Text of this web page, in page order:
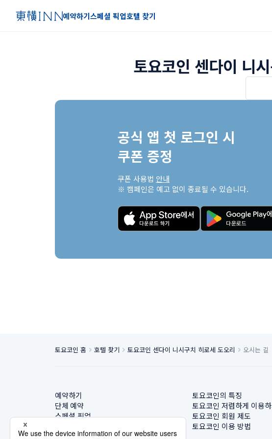
예약하기스페셜 픽업호텔 찾기
토요코인 센다이 니
공식 앱 첫 로그인 시
쿠폰 증정
쿠폰 사용법 안내
※ 캠페인은 예고 없이 종료될 수 있습니다.
토요코인 홈 호텔 찾기 토요코인 센다이 니시구치 히로세 도오리 오시는 길
예약하기
단체 예약
스페셜 픽업
토요코인의 특징
토요코인 저렴하게 이용
토요코인 회원 제도
토요코인 이용 방법